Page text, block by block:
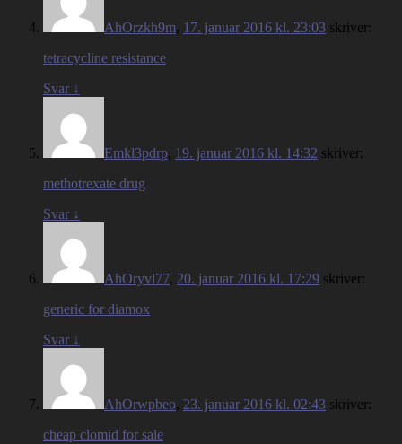
AhOrzkh9m, 17. januar 2016 kl. 23:03 skriver:
tetracycline resistance
Svar ↓
Emkl3pdrp, 19. januar 2016 kl. 14:32 skriver:
methotrexate drug
Svar ↓
AhOryvl77, 20. januar 2016 kl. 17:29 skriver:
generic for diamox
Svar ↓
AhOrwpbeo, 23. januar 2016 kl. 02:43 skriver:
cheap clomid for sale